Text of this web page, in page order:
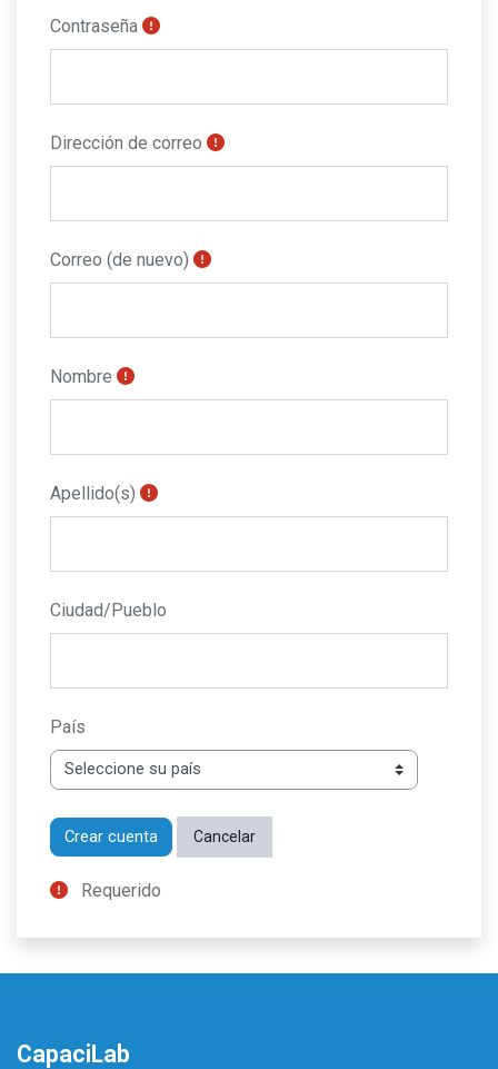
Contraseña
Dirección de correo
Correo (de nuevo)
Nombre
Apellido(s)
Ciudad/Pueblo
País
Requerido
CapaciLab